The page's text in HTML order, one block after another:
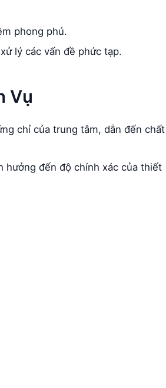
phong phú.
lý các vấn đề phức tạp.
Vụ
chỉ của trung tâm, dẫn đến chất
hưởng đến độ chính xác của thiết